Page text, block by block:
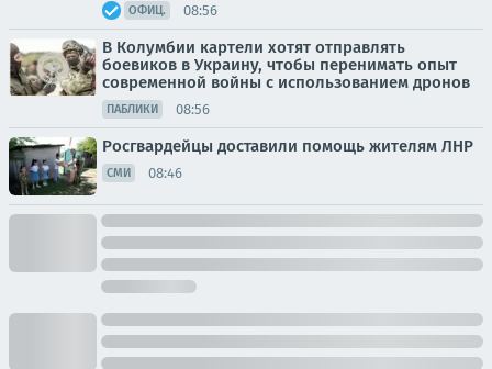
ОФИЦ. 08:56
В Колумбии картели хотят отправлять
боевиков в Украину, чтобы перенимать опыт
современной войны с использованием дронов
ПАБЛИКИ 08:56
Росгвардейцы доставили помощь жителям ЛНР
СМИ 08:46